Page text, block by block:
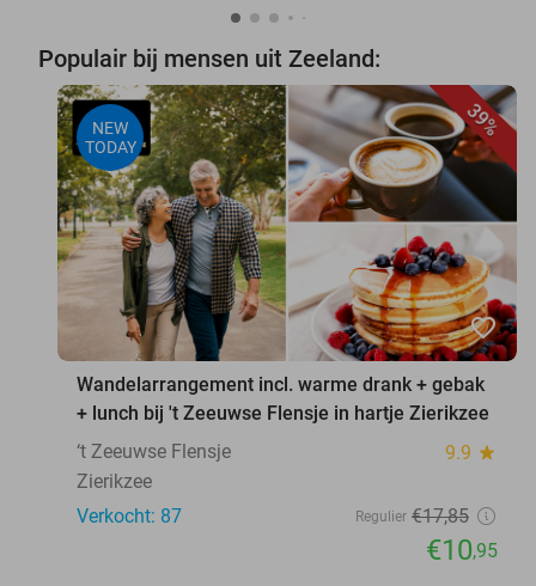
Populair bij mensen uit Zeeland:
39%
NEW
TODAY
favorite_border
Wandelarrangement incl. warme drank + gebak
+ lunch bij 't Zeeuwse Flensje in hartje Zierikzee
‘t Zeeuwse Flensje
9.9 star
Zierikzee
Verkocht: 87
Regulier €17,85
€10,95